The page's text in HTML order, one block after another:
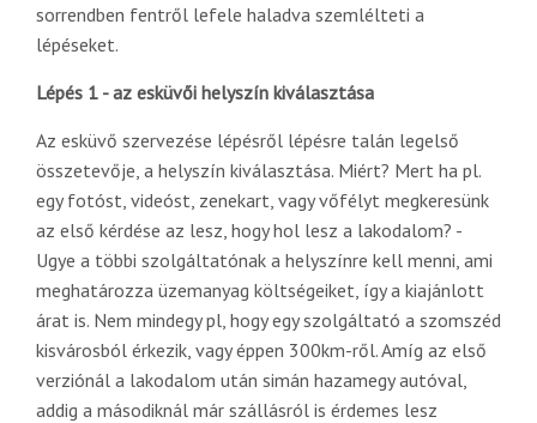
sorrendben fentről lefele haladva szemlélteti a
lépéseket.
Lépés 1 - az esküvői helyszín kiválasztása
Az esküvő szervezése lépésről lépésre talán legelső
összetevője, a helyszín kiválasztása. Miért? Mert ha pl.
egy fotóst, videóst, zenekart, vagy vőfélyt megkeresünk
az első kérdése az lesz, hogy hol lesz a lakodalom? -
Ugye a többi szolgáltatónak a helyszínre kell menni, ami
meghatározza üzemanyag költségeiket, így a kiajánlott
árat is. Nem mindegy pl, hogy egy szolgáltató a szomszéd
kisvárosból érkezik, vagy éppen 300km-ről. Amíg az első
verziónál a lakodalom után simán hazamegy autóval,
addig a másodiknál már szállásról is érdemes lesz